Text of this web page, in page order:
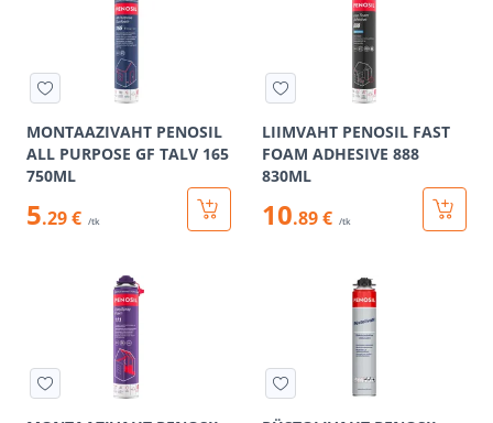
MONTAAZIVAHT PENOSIL
ALL PURPOSE GF TALV 165
750ML
5.29 € /tk
LIIMVAHT PENOSIL FAST
FOAM ADHESIVE 888
830ML
10.89 € /tk